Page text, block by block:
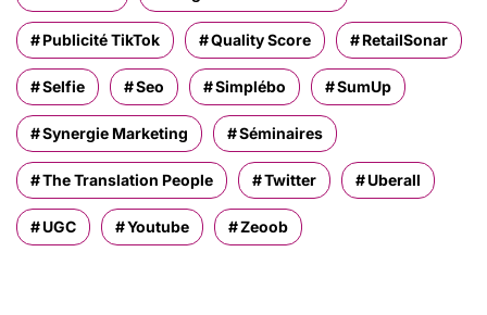
Publicité TikTok Quality Score RetailSonar
Selfie Seo Simplébo SumUp
Synergie Marketing Séminaires
The Translation People Twitter Uberall
UGC Youtube Zeoob